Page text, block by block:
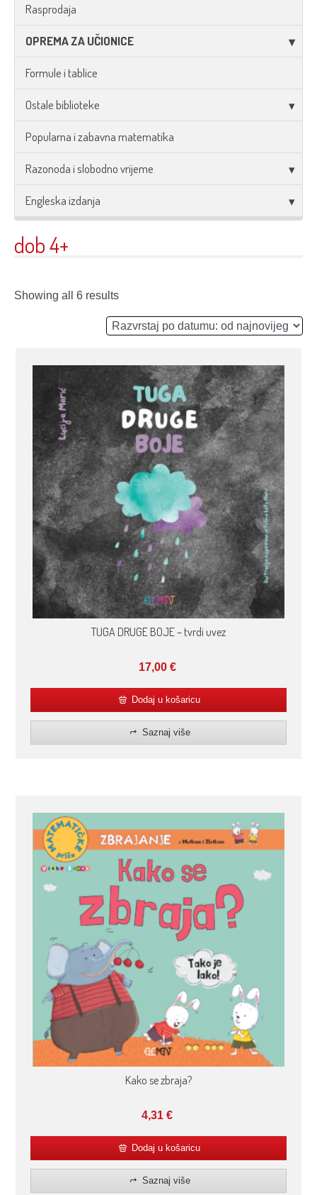
Rasprodaja
OPREMA ZA UČIONICE
Formule i tablice
Ostale biblioteke
Popularna i zabavna matematika
Razonoda i slobodno vrijeme
Engleska izdanja
dob 4+
Showing all 6 results
TUGA DRUGE BOJE – tvrdi uvez
17,00 €
Dodaj u košaricu
Saznaj više
Kako se zbraja?
4,31€
Dodaj u košaricu
Saznaj više